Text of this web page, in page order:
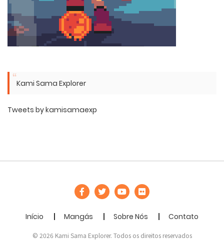
Kami Sama Explorer
Tweets by kamisamaexp
Início Mangás Sobre Nós Contato
© 2026 Kami Sama Explorer. Todos os direitos reservados